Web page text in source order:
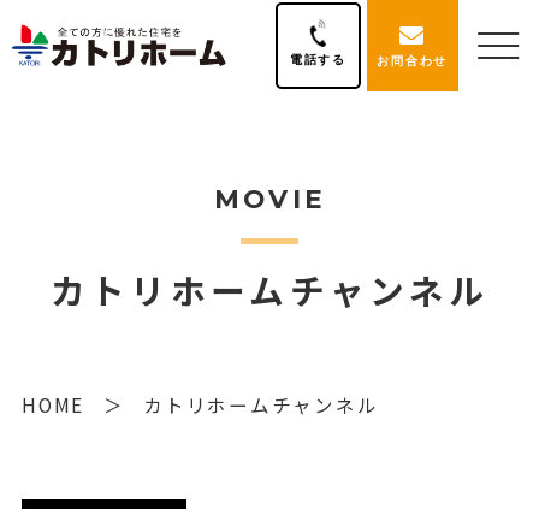
電話する お問合わせ
MOVIE
カトリホームチャンネル
HOME カトリホームチャンネル